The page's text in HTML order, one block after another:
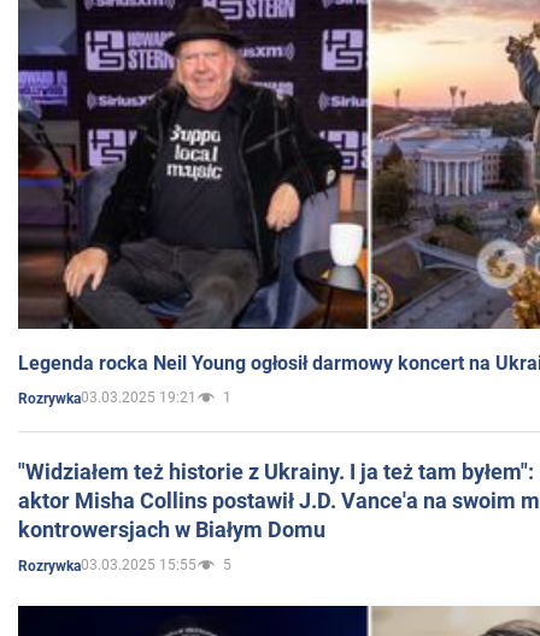
Legenda rocka Neil Young ogłosił darmowy koncert na
Rozrywka03.03.2025 19:21 1
"Widziałem też historie z Ukrainy. I ja też tam
aktor Misha Collins postawił J.D. Vance'a na swoim
kontrowersjach w Białym Domu
Rozrywka03.03.2025 15:55 5